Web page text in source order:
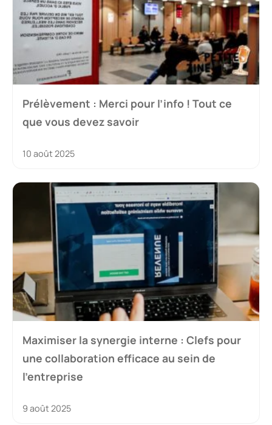
Prélèvement : Merci pour l’info ! Tout ce
que vous devez savoir
10 août 2025
Maximiser la synergie interne : Clefs pour
une collaboration efficace au sein de
l’entreprise
9 août 2025